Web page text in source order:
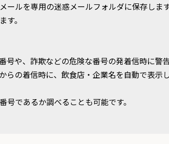
ールを専用の迷惑メールフォルダに保存します
。
号や、詐欺などの危険な番号の発着信時に警
らの着信時に、飲食店・企業名を自動で表示
号であるか調べることも可能です。